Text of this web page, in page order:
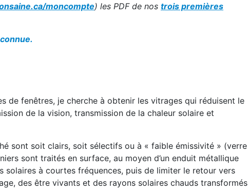
moncompte) les PDF de nos trois premières
de fenêtres, je cherche à obtenir les vitrages qui réduisent le
de la vision, transmission de la chaleur solaire et
sont soit clairs, soit sélectifs ou à « faible émissivité » (verre
sont traités en surface, au moyen d’un enduit métallique
à courtes fréquences, puis de limiter le retour vers
des être vivants et des rayons solaires chauds transformés